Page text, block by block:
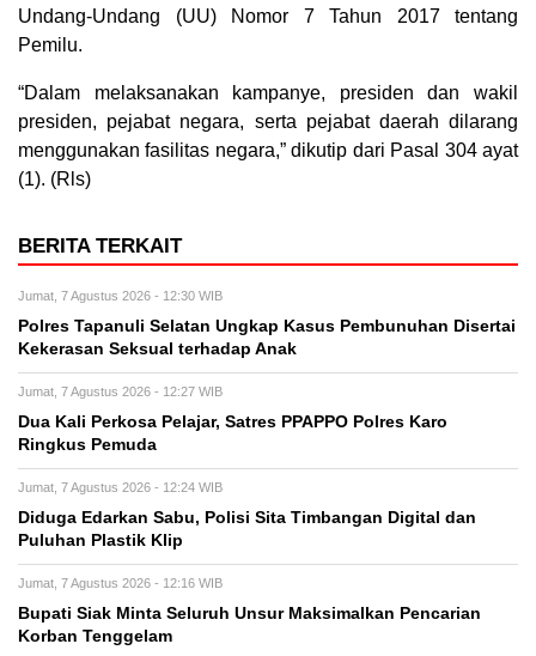
Undang-Undang (UU) Nomor 7 Tahun 2017 tentang
Pemilu.
“Dalam melaksanakan kampanye, presiden dan wakil
presiden, pejabat negara, serta pejabat daerah dilarang
menggunakan fasilitas negara,” dikutip dari Pasal 304 ayat
(1). (Rls)
BERITA TERKAIT
Jumat, 7 Agustus 2026 - 12:30 WIB
Polres Tapanuli Selatan Ungkap Kasus Pembunuhan Disertai
Kekerasan Seksual terhadap Anak
Jumat, 7 Agustus 2026 - 12:27 WIB
Dua Kali Perkosa Pelajar, Satres PPAPPO Polres Karo
Ringkus Pemuda
Jumat, 7 Agustus 2026 - 12:24 WIB
Diduga Edarkan Sabu, Polisi Sita Timbangan Digital dan
Puluhan Plastik Klip
Jumat, 7 Agustus 2026 - 12:16 WIB
Bupati Siak Minta Seluruh Unsur Maksimalkan Pencarian
Korban Tenggelam